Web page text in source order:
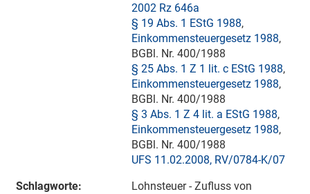
2002 Rz 646a
§ 19 Abs. 1 EStG 1988,
Einkommensteuergesetz 1988,
BGBl. Nr. 400/1988
§ 25 Abs. 1 Z 1 lit. c EStG 1988,
Einkommensteuergesetz 1988,
BGBl. Nr. 400/1988
§ 3 Abs. 1 Z 4 lit. a EStG 1988,
Einkommensteuergesetz 1988,
BGBl. Nr. 400/1988
UFS 11.02.2008, RV/0784-K/07
Schlagworte:
Lohnsteuer - Zufluss von